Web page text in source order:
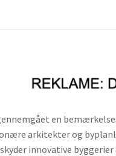
en
arkitekter og
innovative